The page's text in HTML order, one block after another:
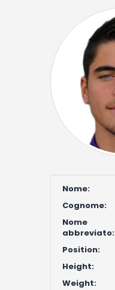
Nome:
Cognome:
Nome
abbreviato:
Position:
Height:
Weight: